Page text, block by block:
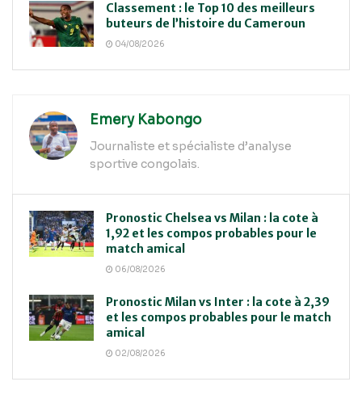
Classement : le Top 10 des meilleurs
buteurs de l’histoire du Cameroun
04/08/2026
Emery Kabongo
Journaliste et spécialiste d’analyse
sportive congolais.
Pronostic Chelsea vs Milan : la cote à
1,92 et les compos probables pour le
match amical
06/08/2026
Pronostic Milan vs Inter : la cote à 2,39
et les compos probables pour le match
amical
02/08/2026